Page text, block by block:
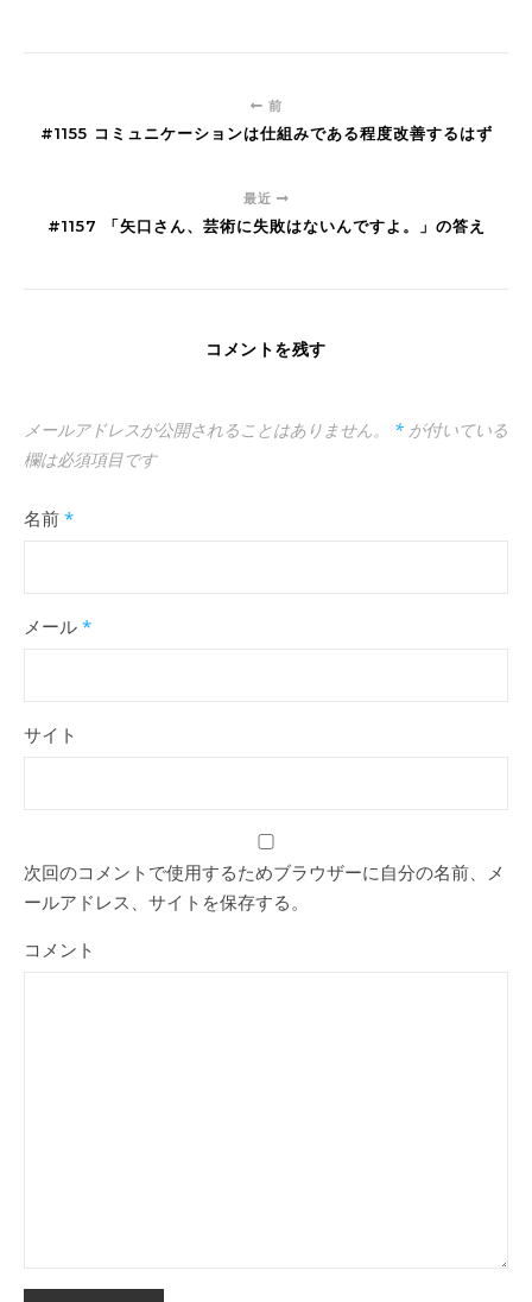
前
#1155 コミュニケーションは仕組みである程度改善するはず
最近
#1157 「矢口さん、芸術に失敗はないんですよ。」の答え
コメントを残す
メールアドレスが公開されることはありません。 * が付いている
欄は必須項目です
名前 *
メール *
サイト
次回のコメントで使用するためブラウザーに自分の名前、メ
ールアドレス、サイトを保存する。
コメント